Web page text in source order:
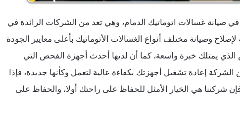
صيانة غسالات اتوماتيك الدمام، وهي تعد من الشركات الرائدة في
وصيانة مختلف أنواع الغسالات الأتوماتيك بأعلى معايير الجودة
يمتلك خبرة واسعة، كما أن لديها أحدث أجهزة الفحص التي
إعادة تشغيل أجهزتك بكفاءة عالية لتعمل وكأنها جديدة، فإذا
هي الخيار الأمثل للحفاظ على راحتك أولا، والحفاظ على